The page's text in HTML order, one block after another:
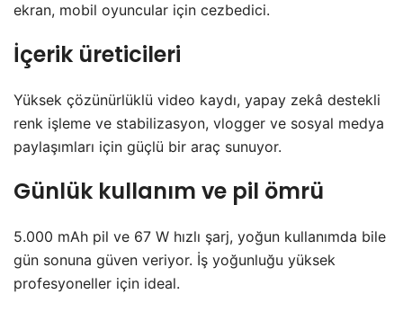
ekran, mobil oyuncular için cezbedici.
İçerik üreticileri
Yüksek çözünürlüklü video kaydı, yapay zekâ destekli
renk işleme ve stabilizasyon, vlogger ve sosyal medya
paylaşımları için güçlü bir araç sunuyor.
Günlük kullanım ve pil ömrü
5.000 mAh pil ve 67 W hızlı şarj, yoğun kullanımda bile
gün sonuna güven veriyor. İş yoğunluğu yüksek
profesyoneller için ideal.